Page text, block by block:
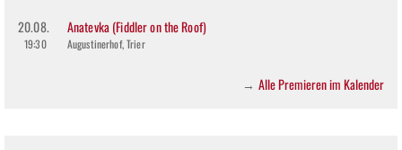
20.08.
19:30
Anatevka (Fiddler on the Roof)
Augustinerhof, Trier
→ Alle Premieren im Kalender